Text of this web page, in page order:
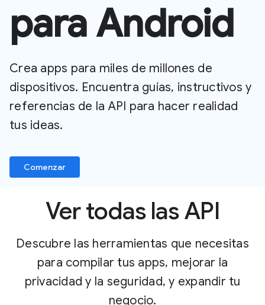
para Android
Crea apps para miles de millones de
dispositivos. Encuentra guías, instructivos y
referencias de la API para hacer realidad
tus ideas.
Comenzar
Ver todas las API
Descubre las herramientas que necesitas
para compilar tus apps, mejorar la
privacidad y la seguridad, y expandir tu
negocio.